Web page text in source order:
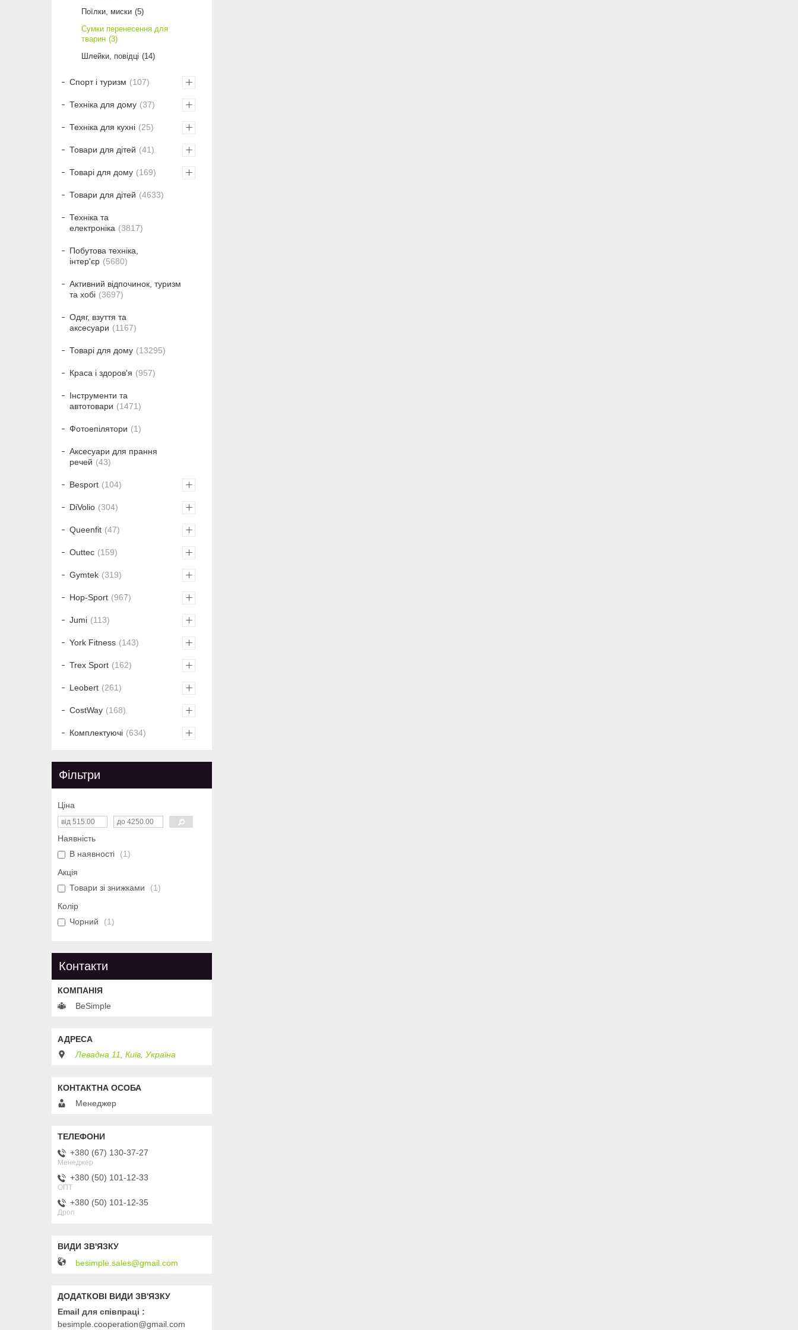
Поїлки, миски 5
Сумки перенесення для
тварин 3
Шлейки, повідці
14
Спорт і туризм 107
Техніка для дому 37
Техніка для кухні 25
Товари для дітей 41
Товарі для дому 169
Товари для дітей 4633
Техніка та
електроніка
3817
Побутова техніка,
інтер'єр
5680
Активний відпочинок, туризм
та хобі
3697
Одяг, взуття та
аксесуари
1167
Товарі для дому 13295
Краса і здоров'я 957
Інструменти та
автотовари
1471
Фотоепілятори 1
Аксесуари для прання
речей
43
Besport 104
DiVolio 304
Queenfit 47
Outtec 159
Gymtek 319
Hop-Sport 967
Jumi 113
York Fitness 143
Trex Sport 162
Leobert 261
CostWay 168
Комплектуючі 634
Фільтри
Ціна
Наявність
В наявності
1
Акція
Товари зі знижками
1
Колір
Чорний
1
Контакти
BeSimple
Левадна 11, Київ, Україна
Менеджер
+380 (67) 130-37-27
Менеджер
+380 (50) 101-12-33
ОПТ
+380 (50) 101-12-35
Дроп
besimple.sales@gmail.com
Email для співпраці
besimple.cooperation@gmail.com